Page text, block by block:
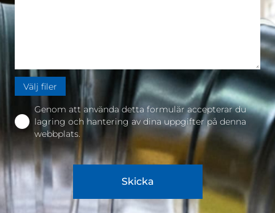
Välj filer
Genom att använda detta formulär accepterar du
lagring och hantering av dina uppgifter på denna
webbplats.
Skicka